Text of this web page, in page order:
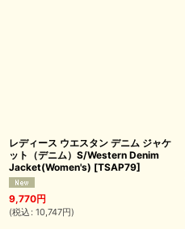
レディース ウエスタン デニム ジャケ
ット（デニム）S/Western Denim
Jacket(Women's) [TSAP79]
9,770円
(税込 : 10,747円)